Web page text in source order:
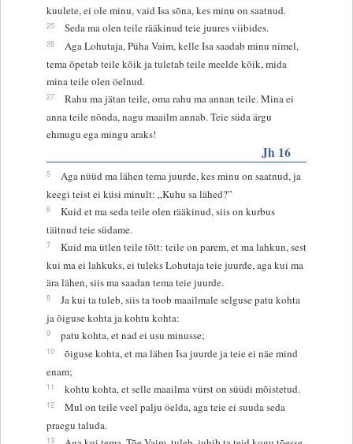
kuulete, ei ole minu, vaid Isa sõna, kes minu on saatnud.
25 Seda ma olen teile rääkinud teie juures viibides.
26
Aga Lohutaja, Püha Vaim, kelle Isa saadab minu nimel,
tema õpetab teile kõik ja tuletab teile meelde kõik, mida
mina teile olen öelnud.
27
Rahu ma jätan teile, oma rahu ma annan teile. Mina ei
anna teile nõnda, nagu maailm annab. Teie süda ärgu
ehmugu ega mingu araks!
Jh 16
5
Aga nüüd ma lähen tema juurde, kes minu on saatnud, ja
keegi teist ei küsi minult: „Kuhu sa lähed?”
6
Kuid et ma seda teile olen rääkinud, siis on kurbus
täitnud teie südame.
7
Kuid ma ütlen teile tõtt: teile on parem, et ma lahkun, sest
kui ma ei lahkuks, ei tuleks Lohutaja teie juurde, aga kui ma
ära lähen, siis ma saadan tema teie juurde.
8
Ja kui ta tuleb, siis ta toob maailmale selguse patu kohta
ja õiguse kohta ja kohtu kohta:
9 patu kohta, et nad ei usu minusse;
10
õiguse kohta, et ma lähen Isa juurde ja teie ei näe mind
enam;
11 kohtu kohta, et selle maailma vürst on süüdi mõistetud.
12
Mul on teile veel palju öelda, aga teie ei suuda seda
praegu taluda.
13